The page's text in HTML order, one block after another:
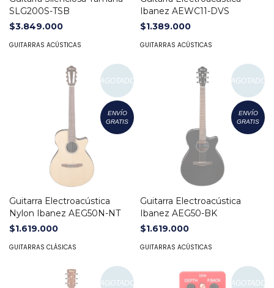
SLG200S-TSB
$3.849.000
GUITARRAS ACÚSTICAS
Ibanez AEWC11-DVS
$1.389.000
GUITARRAS ACÚSTICAS
AGOTADO
ENVÍO
GRATIS
Guitarra Electroacústica
Nylon Ibanez AEG50N-NT
$1.619.000
GUITARRAS CLÁSICAS
AGOTADO
ENVÍO
GRATIS
Guitarra Electroacústica
Ibanez AEG50-BK
$1.619.000
GUITARRAS ACÚSTICAS
AGOTADO AGOTADO